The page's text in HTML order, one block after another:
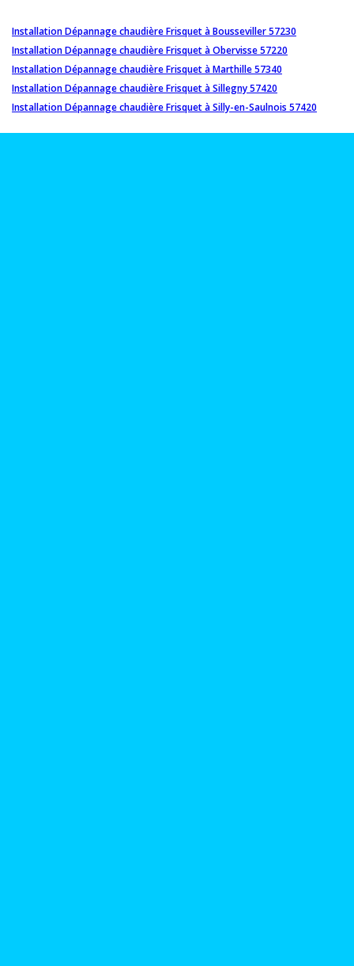
Installation Dépannage chaudière Frisquet à Bousseviller 57230
Installation Dépannage chaudière Frisquet à Obervisse 57220
Installation Dépannage chaudière Frisquet à Marthille 57340
Installation Dépannage chaudière Frisquet à Sillegny 57420
Installation Dépannage chaudière Frisquet à Silly-en-Saulnois 57420